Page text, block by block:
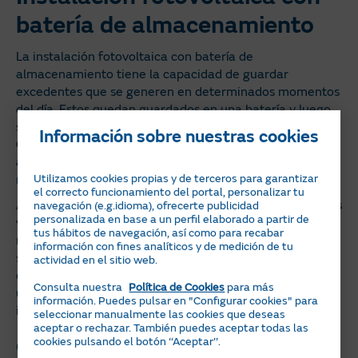
batería de almacenamiento
La instalación fotovoltaica con batería de
almacenamiento tiene la capacidad de guardar
excedentes que se generen en determinados momentos
del día. Estos quedan guardados en una batería y luego
se pueden utilizar para generar electricidad.
Obviamente, esta alternativa te proporciona mayor
autosuficiencia energética a cualquier hora, aunque es
más costosa.
Aquellos restaurantes que opten por servicio de comidas
y cenas deberían contar con esta instalación. También la
recomendamos en lugares donde las horas o días de sol
sean menores, porque así es más fácil compensar el
déficit de otros momentos. Y, además, siempre la podrás
utilizar si tienes excedentes almacenados y la
instalación eléctrica falla.
Cómo elegir las placas solares
Información sobre nuestras cookies
Utilizamos cookies propias y de terceros para garantizar
el correcto funcionamiento del portal, personalizar tu
navegación (e.g.idioma), ofrecerte publicidad
personalizada en base a un perfil elaborado a partir de
tus hábitos de navegación, así como para recabar
información con fines analíticos y de medición de tu
actividad en el sitio web.
Consulta nuestra Política de Cookies para más
información. Puedes pulsar en "Configurar cookies" para
seleccionar manualmente las cookies que deseas
aceptar o rechazar. También puedes aceptar todas las
cookies pulsando el botón ‘‘Aceptar’’.